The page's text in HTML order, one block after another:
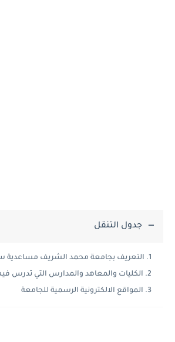
جدول التنقل
التعريف بجامعة محمد الشريف
الكليات والمعاهد والمدارس التي تدرس
المواقع الالكترونية الرسمية للجامعة